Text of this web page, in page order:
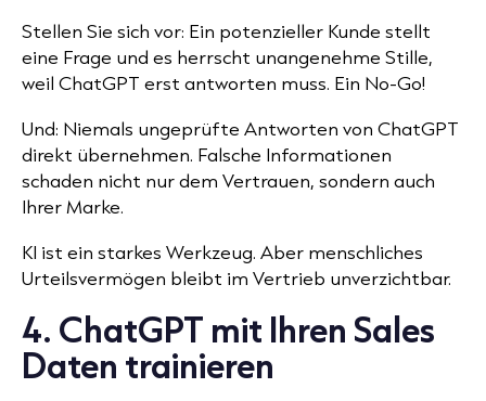
Stellen Sie sich vor: Ein potenzieller Kunde stellt
eine Frage und es herrscht unangenehme Stille,
weil ChatGPT erst antworten muss. Ein No-Go!
Und: Niemals ungeprüfte Antworten von ChatGPT
direkt übernehmen. Falsche Informationen
schaden nicht nur dem Vertrauen, sondern auch
Ihrer Marke.
KI ist ein starkes Werkzeug. Aber menschliches
Urteilsvermögen bleibt im Vertrieb unverzichtbar.
4. ChatGPT mit Ihren Sales
Daten trainieren